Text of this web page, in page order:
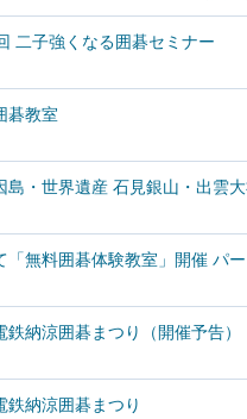
二子強くなる囲碁セミナー
碁教室
島・世界遺産 石見銀山・出雲
「無料囲碁体験教室」開催 パ
鉄納涼囲碁まつり（開催予告）
鉄納涼囲碁まつり